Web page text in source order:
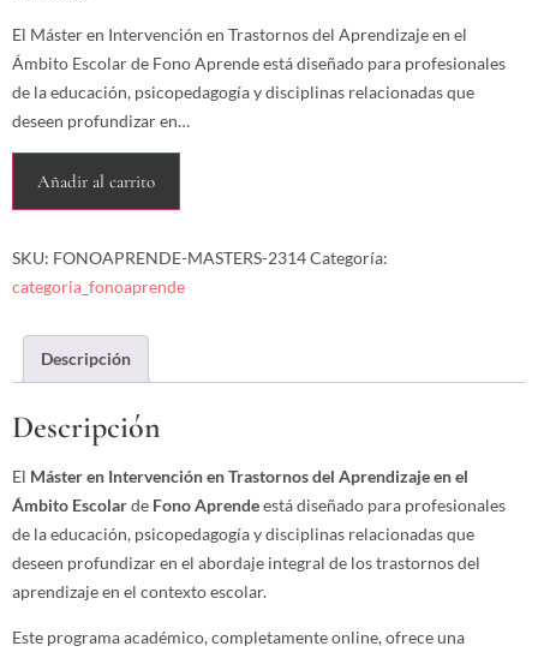
El Máster en Intervención en Trastornos del Aprendizaje en el
Ámbito Escolar de Fono Aprende está diseñado para profesionales
de la educación, psicopedagogía y disciplinas relacionadas que
deseen profundizar en…
Añadir al carrito
SKU: FONOAPRENDE-MASTERS-2314Categoría:
categoria_fonoaprende
Descripción
Descripción
El Máster en Intervención en Trastornos del Aprendizaje en el
Ámbito Escolarde Fono Aprendeestá diseñado para profesionales
de la educación, psicopedagogía y disciplinas relacionadas que
deseen profundizar en el abordaje integral de los trastornos del
aprendizaje en el contexto escolar.
Este programa académico, completamente online, ofrece una